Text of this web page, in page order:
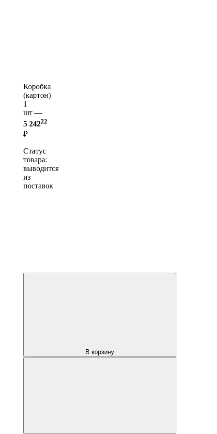
Коробка
(картон)
1
шт —
5 24222
₽
Статус
товара:
выводится
из
поставок
В корзину